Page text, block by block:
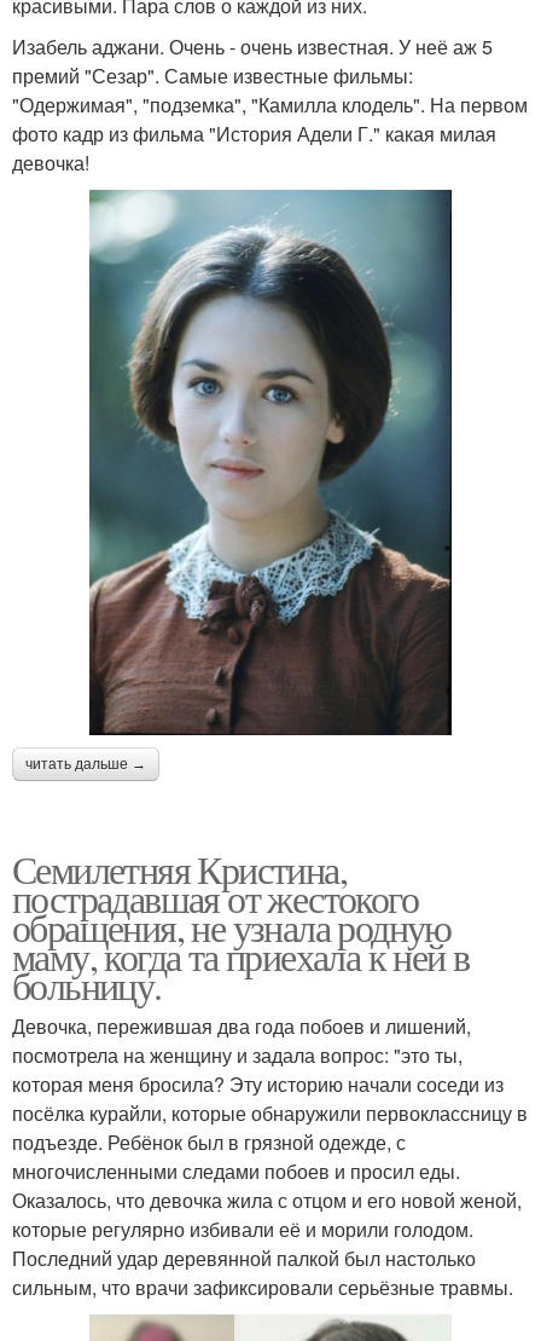
Изабель аджани. Очень - очень известная. У неё аж 5
премий "Сезар". Самые известные фильмы:
"Одержимая", "подземка", "Камилла клодель". На первом
фото кадр из фильма "История Адели Г." какая милая
девочка!
читать дальше →
Семилетняя Кристина,
пострадавшая от жестокого
обращения, не узнала родную
маму, когда та приехала к ней в
больницу.
Девочка, пережившая два года побоев и лишений,
посмотрела на женщину и задала вопрос: "это ты,
которая меня бросила? Эту историю начали соседи из
посёлка курайли, которые обнаружили первоклассницу в
подъезде. Ребёнок был в грязной одежде, с
многочисленными следами побоев и просил еды.
Оказалось, что девочка жила с отцом и его новой женой,
которые регулярно избивали её и морили голодом.
Последний удар деревянной палкой был настолько
сильным, что врачи зафиксировали серьёзные травмы.